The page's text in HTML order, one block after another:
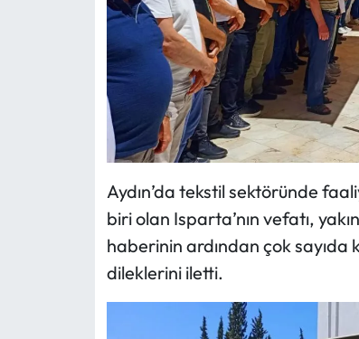
Aydın’da tekstil sektöründe
biri olan Isparta’nın vefatı,
haberinin ardından çok sayıda
dileklerini iletti.